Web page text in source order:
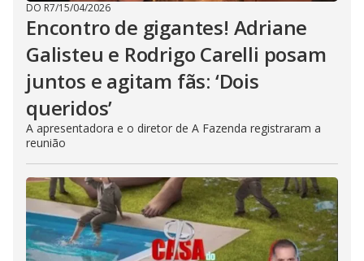
DO R7/15/04/2026
Encontro de gigantes! Adriane
Galisteu e Rodrigo Carelli posam
juntos e agitam fãs: ‘Dois
queridos’
A apresentadora e o diretor de A Fazenda registraram a
reunião